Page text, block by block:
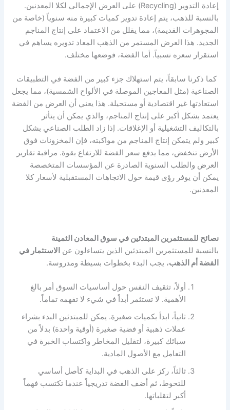
إعادة التدوير (Recycling) على العرض الإجمالي لكلا المعدنين.
بالنسبة للذهب، يتم إعادة تدوير كميات كبيرة منه سنوياً (خاصة من
المجوهرات القديمة)، مما يقلل من الاعتماد على إنتاج المناجم
الجديد. هذا العرض المستمر من الذهب المعاد تدويره يساهم في
استقرار سعره نسبياً. أما الفضة، فوضعها مختلف.
كما ذكرنا سابقاً، يتم استهلاك جزء كبير من الفضة في التطبيقات
الصناعية (مثل المعاجين الموصلة في الألواح الشمسية)، مما يجعل
استعادتها غير اقتصادية أو مستحيلة. هذا يعني أن العرض من الفضة
يعتمد بشكل أكبر على إنتاج المناجم، والذي يمكن أن يتأثر
بالتكاليف التشغيلية أو الإغلاقات. إذا زاد الطلب الصناعي بشكل
كبير ولم يتمكن إنتاج المناجم من مواكبته، فإن المخزونات فوق
الأرض تنخفض، مما يدفع سعر الفضة للارتفاع بقوة. مراقبة تقارير
العرض والطلب السنوية الصادرة عن المؤسسات المتخصصة
يمكن أن يوفر رؤى قيمة حول الاتجاهات المستقبلية لأسعار كلا
المعدنين.
نصائح للمستثمرين المبتدئين في سوق المعادن الثمينة
بالنسبة للمستثمرين المبتدئين الذين يتساءلون عن الاستثمار في
الفضة أم الذهب، يجب البدء بخطوات بسيطة ومدروسة.
أولاً، تثقيف النفس حول أساسيات السوق أمر بالغ
الأهمية. لا تستثمر أبداً في شيء لا تفهمه تماماً.
ثانياً، ابدأ بكميات صغيرة. يمكن للمبتدئين البدء بشراء
عملات ذهبية أو فضية صغيرة (أوقية واحدة) بدلاً من
سبائك كبيرة، لتقليل المخاطر واكتساب الخبرة في
التعامل مع الأصول المادية.
ثالثاً، ركز على الذهب في البداية كأصل أساسي
للتحوط، ثم أضف الفضة تدريجياً عندما تكتسب فهماً
أكبر لتقلباتها.